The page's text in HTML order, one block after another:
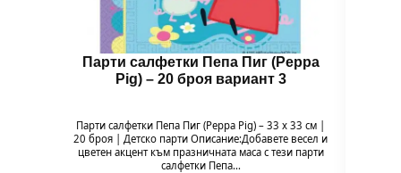
Парти салфетки Пепа Пиг (Peppa
Pig) – 20 броя вариант 3
Парти салфетки Пепа Пиг (Peppa Pig) – 33 x 33 см |
20 броя | Детско парти Описание:Добавете весел и
цветен акцент към празничната маса с тези парти
салфетки Пепа…